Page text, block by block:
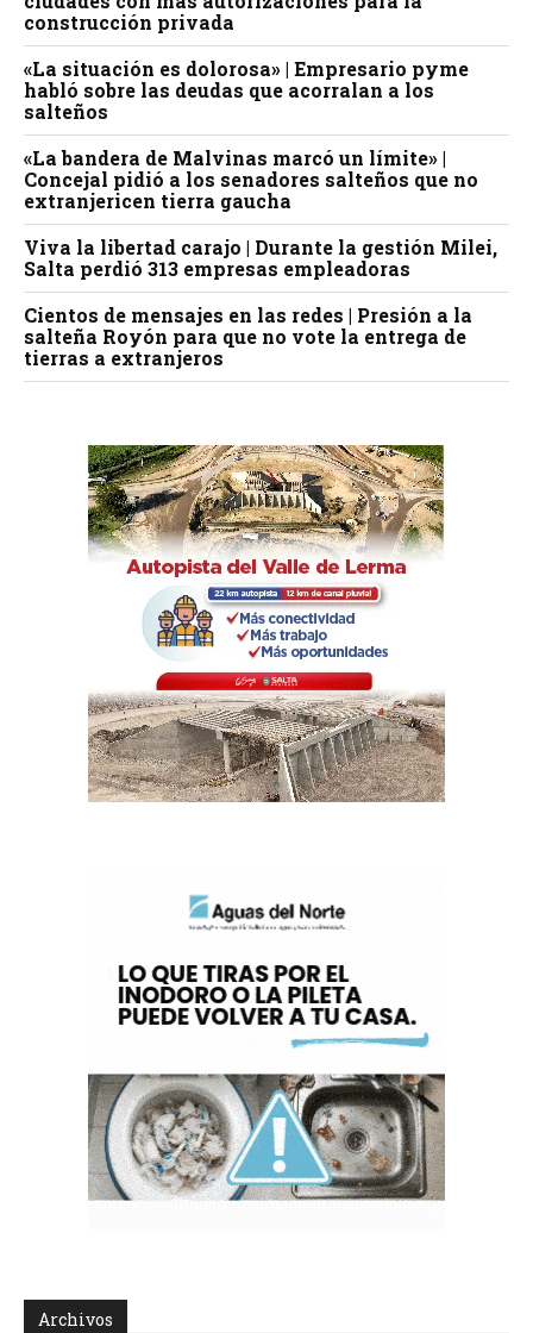
construcción privada
«La situación es dolorosa» | Empresario pyme
habló sobre las deudas que acorralan a los
salteños
«La bandera de Malvinas marcó un límite» |
Concejal pidió a los senadores salteños que no
extranjericen tierra gaucha
Viva la libertad carajo | Durante la gestión Milei,
Salta perdió 313 empresas empleadoras
Cientos de mensajes en las redes | Presión a la
salteña Royón para que no vote la entrega de
tierras a extranjeros
Archivos